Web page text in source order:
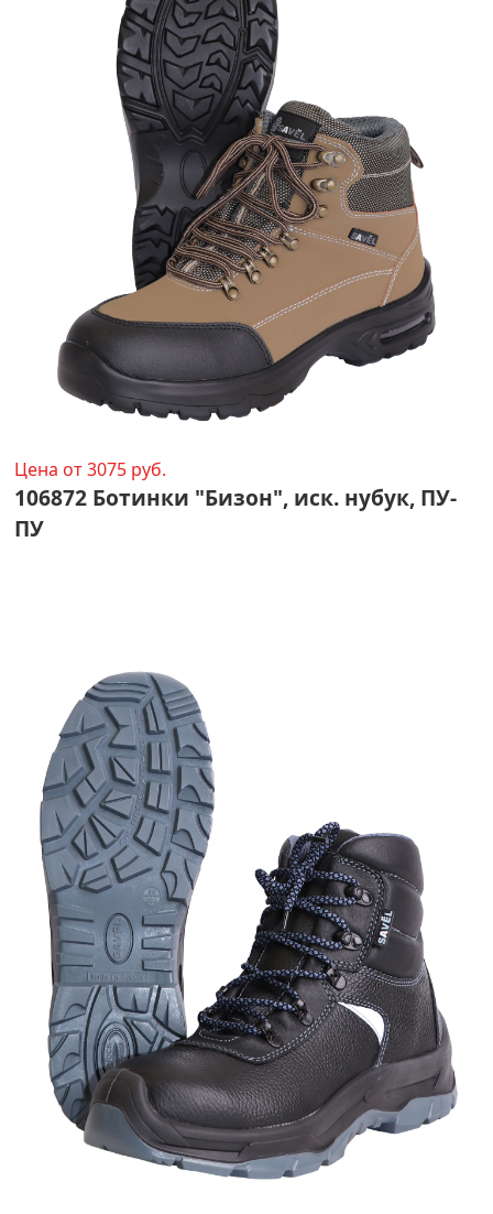
Цена от 3075 руб.
106872 Ботинки "Бизон", иск. нубук, ПУ-
ПУ